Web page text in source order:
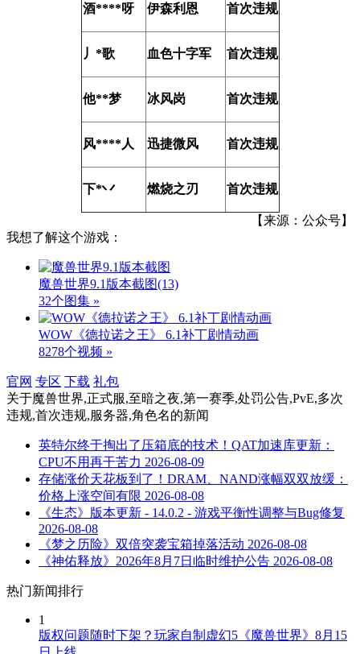
酒****呀 伊森利恩 首次违规
丿*歌 血色十字军 首次违规
他**梦 冰风岗 首次违规
风****人 迅捷微风 首次违规
下*丷 燃烧之刃 首次违规
【来源：公众号】
我想了解这个游戏：
魔兽世界9.1版本截图(13)
32个图集 »
WOW《德拉诺之王》 6.1补丁剧情动画
8278个视频 »
官网 专区 下载 礼包
关于魔兽世界,正式服,至暗之夜,第一赛季,处罚公告,PvE,多次
违规,首次违规,服务器,角色名的新闻
英特尔终于掏出了压箱底的技术！QAT加速库更新：
CPU不用再干苦力 2026-08-09
存储涨价天花板到了！DRAM、NAND涨幅双双放缓：
价格上涨空间有限 2026-08-08
《生态》版本更新 - 14.0.2 - 游戏平衡性调整与Bug修复
2026-08-08
《梦之历险》双倍突袭宝箱掉落活动 2026-08-08
《神佑释放》2026年8月7日临时维护公告 2026-08-08
热门新闻排行
1
版权问题随时下架？玩家自制虚幻5《魔兽世界》8月15